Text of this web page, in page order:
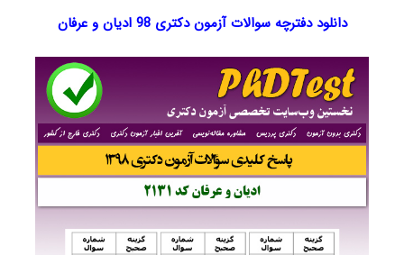
دانلود دفترچه سوالات آزمون دکتری 98 ادیان و عرفان